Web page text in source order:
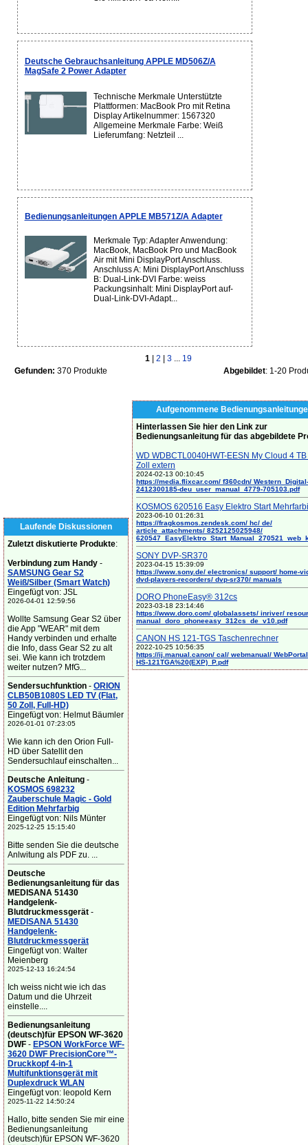
Deutsche Gebrauchsanleitung APPLE MD506Z/A
MagSafe 2 Power Adapter
Technische Merkmale Unterstützte
Plattformen: MacBook Pro mit Retina
Display Artikelnummer: 1567320
Allgemeine Merkmale Farbe: Weiß
Lieferumfang: Netzteil ...
Bedienungsanleitungen APPLE MB571Z/A Adapter
Merkmale Typ: Adapter Anwendung:
MacBook, MacBook Pro und MacBook
Air mit Mini DisplayPort Anschluss.
Anschluss A: Mini DisplayPort Anschluss
B: Dual-Link-DVI Farbe: weiss
Packungsinhalt: Mini DisplayPort auf-
Dual-Link-DVI-Adapt...
1 2 3... 19
Gefunden: 370 Produkte Abgebildet: 1-20
Laufende Diskussionen
Zuletzt diskutierte Produkte:
Verbindung zum Handy -
SAMSUNG Gear S2
Weiß/Silber (Smart Watch)
Eingefügt von: JSL
2026-04-01 12:59:56
Wollte Samsung Gear S2 über
die App "WEAR" mit dem
Handy verbinden und erhalte
die Info, dass Gear S2 zu alt
sei. Wie kann ich trotzdem
weiter nutzen? MfG...
Sendersuchfunktion - ORION
CLB50B1080S LED TV (Flat,
50 Zoll, Full-HD)
Eingefügt von: Helmut Bäumler
2026-01-01 07:23:05
Wie kann ich den Orion Full-
HD über Satellit den
Sendersuchlauf einschalten...
Deutsche Anleitung -
KOSMOS 698232
Zauberschule Magic - Gold
Edition Mehrfarbig
Eingefügt von: Nils Münter
2025-12-25 15:15:40
Bitte senden Sie die deutsche
Anlwitung als PDF zu. ...
Deutsche
Bedienungsanleitung für das
MEDISANA 51430
Handgelenk-
Blutdruckmessgerät -
MEDISANA 51430
Handgelenk-
Blutdruckmessgerät
Eingefügt von: Walter
Meienberg
2025-12-13 16:24:54
Ich weiss nicht wie ich das
Datum und die Uhrzeit
einstelle....
Bedienungsanleitung
(deutsch)für EPSON WF-3620
DWF - EPSON WorkForce WF-
3620 DWF PrecisionCore™-
Druckkopf 4-in-1
Multifunktionsgerät mit
Duplexdruck WLAN
Eingefügt von: leopold Kern
2025-11-22 14:50:24
Hallo, bitte senden Sie mir eine
Bedienungsanleitung
(deutsch)für EPSON WF-3620
Aufgenommene
Hinterlassen Sie hier den Link zur
Bedienungsanleitung für das abgebildete
WD WDBCTL0040HWT-EESN My Cloud 4
Zoll extern
2024-02-13 00:10:45
https://media.flixcar.com/ f360cdn/ Western_Digital-
2412300185-deu_user_manual_4779-705103.pdf
KOSMOS 620516 Easy Elektro Start
2023-06-10 01:26:31
https://fragkosmos.zendesk.com/ hc/ de/
article_attachments/ 8252125025948/
SONY DVP-SR370
2023-04-15 15:39:09
https://www.sony.de/ electronics/ support/ home-
dvd-players-recorders/ dvp-sr370/ manuals
DORO PhoneEasy® 312cs
2023-03-18 23:14:46
https://www.doro.com/ globalassets/ inriver/
manual_doro_phoneeasy_312cs_de_v10.pdf
CANON HS 121-TGS Taschenrechner
2022-10-25 10:56:35
https://ij.manual.canon/ cal/ webmanual/
HS-121TGA%20(EXP)_P.pdf